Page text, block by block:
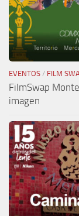
EVENTOS / FILM
FilmSwap
imagen